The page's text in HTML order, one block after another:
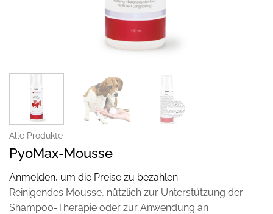
Alle Produkte
PyoMax-Mousse
Anmelden, um die Preise zu bezahlen
Reinigendes Mousse, nützlich zur Unterstützung der
Shampoo-Therapie oder zur Anwendung an